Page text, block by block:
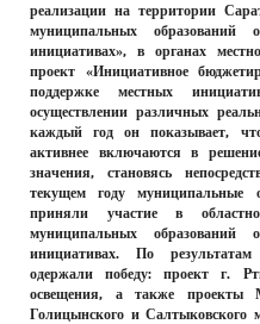
реализации на территории
муниципальных образований
инициативах», в органах
проект «Инициативное
поддержке местных
осуществлении различных
каждый год он показывает,
активнее включаются в
значения, становясь
текущем году муниципальные
приняли участие в
муниципальных образований
инициативах. По
одержали победу: проект г.
освещения, а также проекты
Голицынского и Салтыковского